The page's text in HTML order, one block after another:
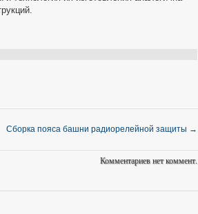
Сборка пояса башни радиорелейной защиты →
Комментариев нет коммент.